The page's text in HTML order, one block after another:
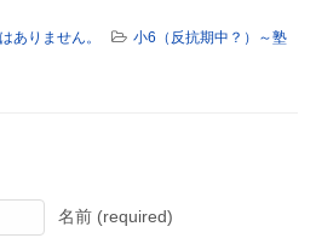
ありません。
小6（反抗期中？）～塾
名前 (required)